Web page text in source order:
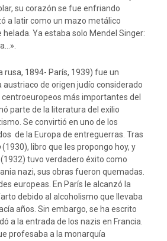
su corazón se fue enfriando
a latir como un mazo metálico
Ya estaba solo Mendel Singer:
rusa, 1894- París, 1939) fue un
austriaco de origen judío considerado
más importantes del
parte de la literatura del exilio
Se convirtió en uno de los
de la Europa de entreguerras. Tras
(1930), libro que les propongo hoy, y
tuvo verdadero éxito como
nazi, sus obras fueron quemadas.
europeas. En París le alcanzó la
debido al alcoholismo que llevaba
años. Sin embargo, se ha escrito
a la entrada de los nazis en Francia.
profesaba a la monarquía